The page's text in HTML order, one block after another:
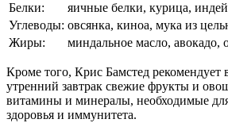
Белки:
яичные белки, курица,
Углеводы: овсянка, киноа, мука из
Жиры:
миндальное масло, авокадо,
Кроме того, Крис Бамстед рекомендует
утренний завтрак свежие фрукты и
витамины и минералы, необходимые
здоровья и иммунитета.